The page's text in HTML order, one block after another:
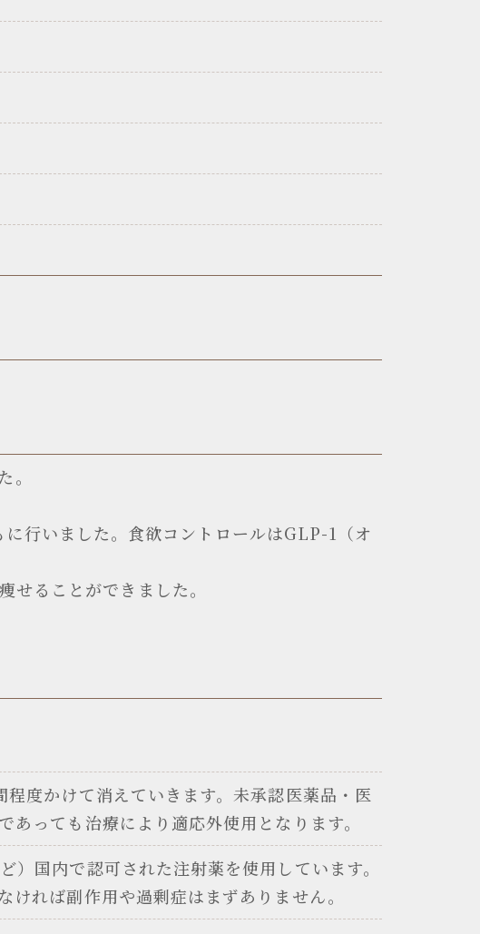
行いました。食欲コントロールはGLP-1（オ
ることができました。
度かけて消えていきます。未承認医薬品・医
っても治療により適応外使用となります。
国内で認可された注射薬を使用しています。
れば副作用や過剰症はまずありません。